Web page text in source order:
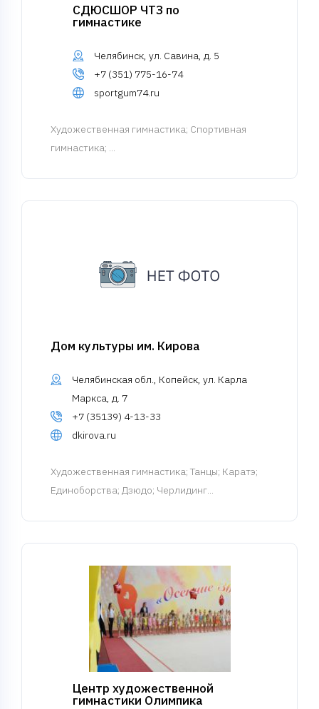
СДЮСШОР ЧТЗ по
гимнастике
Челябинск, ул. Савина, д. 5
+7 (351) 775-16-74
sportgum74.ru
Художественная гимнастика; Спортивная
гимнастика; ...
Дом культуры им. Кирова
Челябинская обл., Копейск, ул. Карла
Маркса, д. 7
+7 (35139) 4-13-33
dkirova.ru
Художественная гимнастика; Танцы; Каратэ;
Единоборства; Дзюдо; Черлидинг...
Центр художественной
гимнастики Олимпика